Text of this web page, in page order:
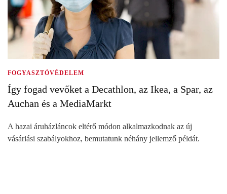
FOGYASZTÓVÉDELEM
Így fogad vevőket a Decathlon, az Ikea, a Spar, az
Auchan és a MediaMarkt
A hazai áruházláncok eltérő módon alkalmazkodnak az új
vásárlási szabályokhoz, bemutatunk néhány jellemző példát.